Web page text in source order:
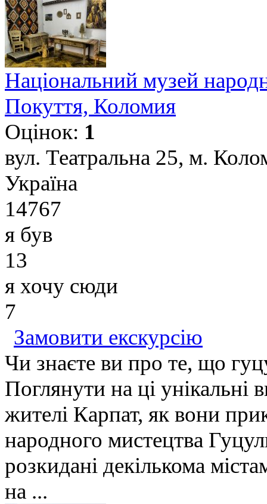
Національний музей
Покуття, Коломия
Оцінок: 1
вул. Театральна 25, м.
Україна
14767
я був
13
я хочу сюди
7
Замовити екскурсію
Чи знаєте ви про те, що
Поглянути на ці
жителі Карпат, як вони
народного мистецтва
розкидані декількома
на ...